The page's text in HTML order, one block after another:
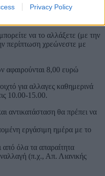
Privacy Policy
αντικαθιστώμενου
να το αλλάξετε (με την
περίπτωση χρεώνεστε με
αφαιρούνται 8,00 ευρώ
για αλλαγες καθημερινά
10.00-15.00.
αντικατάσταση θα πρέπει να
εργάσιμη ημέρα με το
από όλα τα απαραίτητα
(π.χ., Απ. Λιανικής